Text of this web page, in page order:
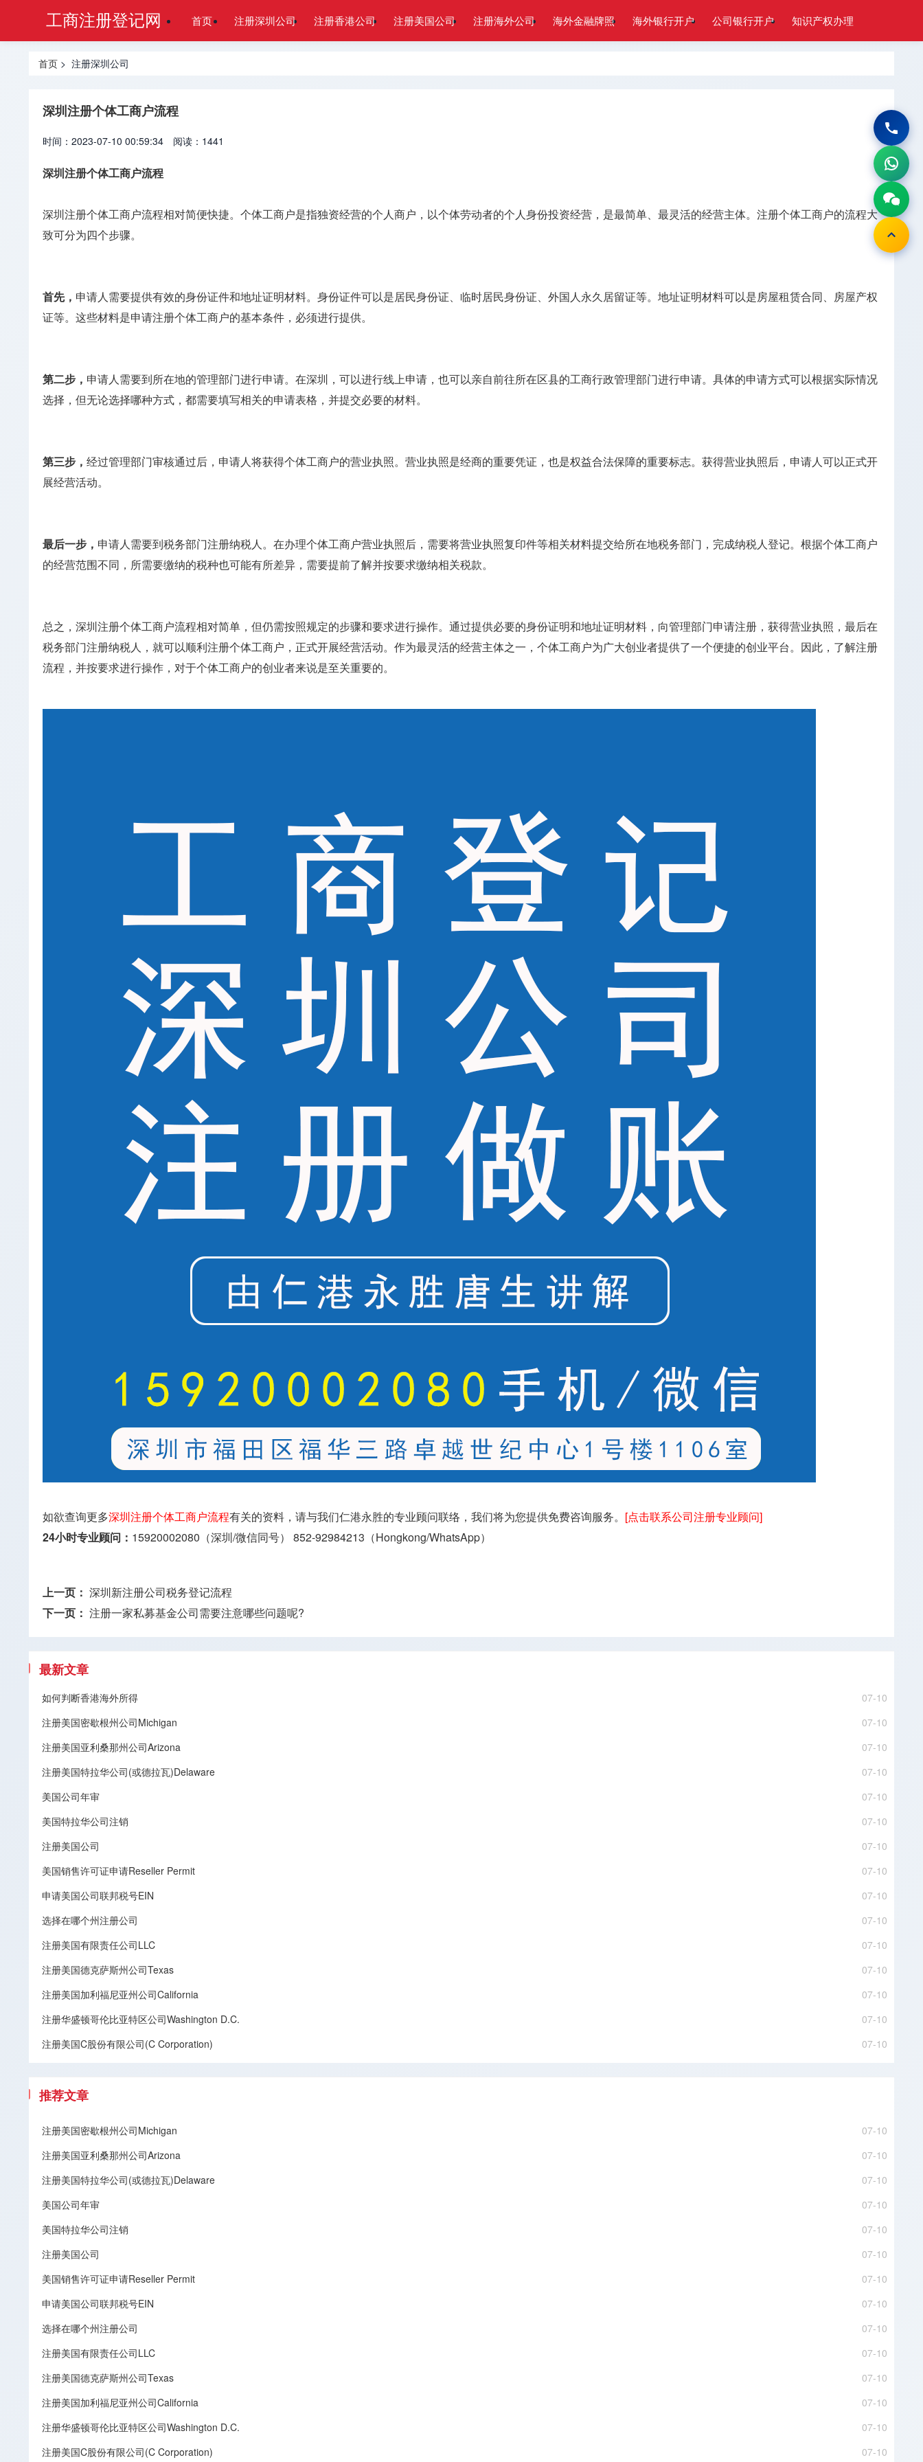
工商注册登记网 首页 注册深圳公司 注册香港公司 注册美国公司 注册海外公司 海外金融牌照 海外银行开户 公司银行开户 知识产权办理
首页 > 注册深圳公司
深圳注册个体工商户流程
时间：2023-07-10 00:59:34 阅读：1441
深圳注册个体工商户流程
深圳注册个体工商户流程相对简便快捷。个体工商户是指独资经营的个人商户，以个体劳动者的个人身份投资经营，是最简单、最灵活的经营主体。注册个体工商户的流程大
致可分为四个步骤。
首先， 申请人需要提供有效的身份证件和地址证明材料。身份证件可以是居民身份证、临时居民身份证、外国人永久居留证等。地址证明材料可以是房屋租赁合同、房屋产权
证等。这些材料是申请注册个体工商户的基本条件，必须进行提供。
第二步， 申请人需要到所在地的管理部门进行申请。在深圳，可以进行线上申请，也可以亲自前往所在区县的工商行政管理部门进行申请。具体的申请方式可以根据实际情况
选择，但无论选择哪种方式，都需要填写相关的申请表格，并提交必要的材料。
第三步， 经过管理部门审核通过后，申请人将获得个体工商户的营业执照。营业执照是经商的重要凭证，也是权益合法保障的重要标志。获得营业执照后，申请人可以正式开
展经营活动。
最后一步， 申请人需要到税务部门注册纳税人。在办理个体工商户营业执照后，需要将营业执照复印件等相关材料提交给所在地税务部门，完成纳税人登记。根据个体工商户
的经营范围不同，所需要缴纳的税种也可能有所差异，需要提前了解并按要求缴纳相关税款。
总之，深圳注册个体工商户流程相对简单，但仍需按照规定的步骤和要求进行操作。通过提供必要的身份证明和地址证明材料，向管理部门申请注册，获得营业执照，最后在
税务部门注册纳税人，就可以顺利注册个体工商户，正式开展经营活动。作为最灵活的经营主体之一，个体工商户为广大创业者提供了一个便捷的创业平台。因此，了解注册
流程，并按要求进行操作，对于个体工商户的创业者来说是至关重要的。
如欲查询更多深圳注册个体工商户流程有关的资料，请与我们仁港永胜的专业顾问联络，我们将为您提供免费咨询服务。 [点击联系公司注册专业顾问]
24小时专业顾问： 15920002080（深圳/微信同号） 852-92984213（Hongkong/WhatsApp）
上一页： 深圳新注册公司税务登记流程
下一页： 注册一家私募基金公司需要注意哪些问题呢?
最新文章
07-10
如何判断香港海外所得
07-10
注册美国密歇根州公司Michigan
07-10
注册美国亚利桑那州公司Arizona
07-10
注册美国特拉华公司(或德拉瓦)Delaware
07-10
美国公司年审
07-10
美国特拉华公司注销
07-10
注册美国公司
07-10
美国销售许可证申请Reseller Permit
07-10
申请美国公司联邦税号EIN
07-10
选择在哪个州注册公司
07-10
注册美国有限责任公司LLC
07-10
注册美国德克萨斯州公司Texas
07-10
注册美国加利福尼亚州公司California
07-10
注册华盛顿哥伦比亚特区公司Washington D.C.
07-10
注册美国C股份有限公司(C Corporation)
推荐文章
07-10
注册美国密歇根州公司Michigan
07-10
注册美国亚利桑那州公司Arizona
07-10
注册美国特拉华公司(或德拉瓦)Delaware
07-10
美国公司年审
07-10
美国特拉华公司注销
07-10
注册美国公司
07-10
美国销售许可证申请Reseller Permit
07-10
申请美国公司联邦税号EIN
07-10
选择在哪个州注册公司
07-10
注册美国有限责任公司LLC
07-10
注册美国德克萨斯州公司Texas
07-10
注册美国加利福尼亚州公司California
07-10
注册华盛顿哥伦比亚特区公司Washington D.C.
07-10
注册美国C股份有限公司(C Corporation)